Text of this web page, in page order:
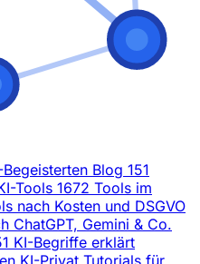
Blog 151
Tools 1672 Tools im
nach Kosten und DSGVO
ChatGPT, Gemini & Co.
KI-Begriffe erklärt